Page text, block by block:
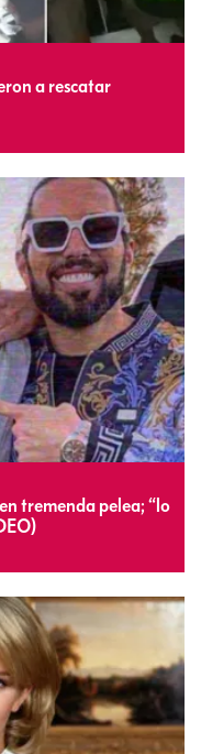
a rescatar
tremenda pelea; “lo